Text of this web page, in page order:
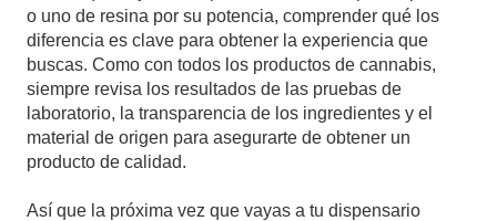
o uno de resina por su potencia, comprender qué los
diferencia es clave para obtener la experiencia que
buscas. Como con todos los productos de cannabis,
siempre revisa los resultados de las pruebas de
laboratorio, la transparencia de los ingredientes y el
material de origen para asegurarte de obtener un
producto de calidad.
Así que la próxima vez que vayas a tu dispensario